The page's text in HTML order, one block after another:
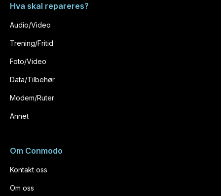
Hva skal repareres?
Audio/Video
Trening/Fritid
Foto/Video
Data/Tilbehør
Modem/Ruter
Annet
Om Conmodo
Kontakt oss
Om oss